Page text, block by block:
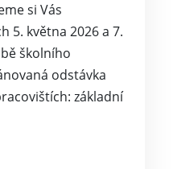
si Vás
5. května 2026 a 7.
školního
odstávka
základní